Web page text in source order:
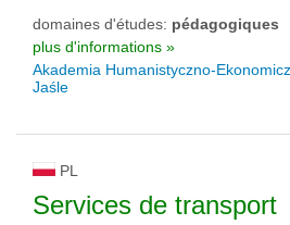
domaines d'études: pédagogiques
plus d'informations »
Akademia Humanistyczno-
Jaśle
PL
Services de transport